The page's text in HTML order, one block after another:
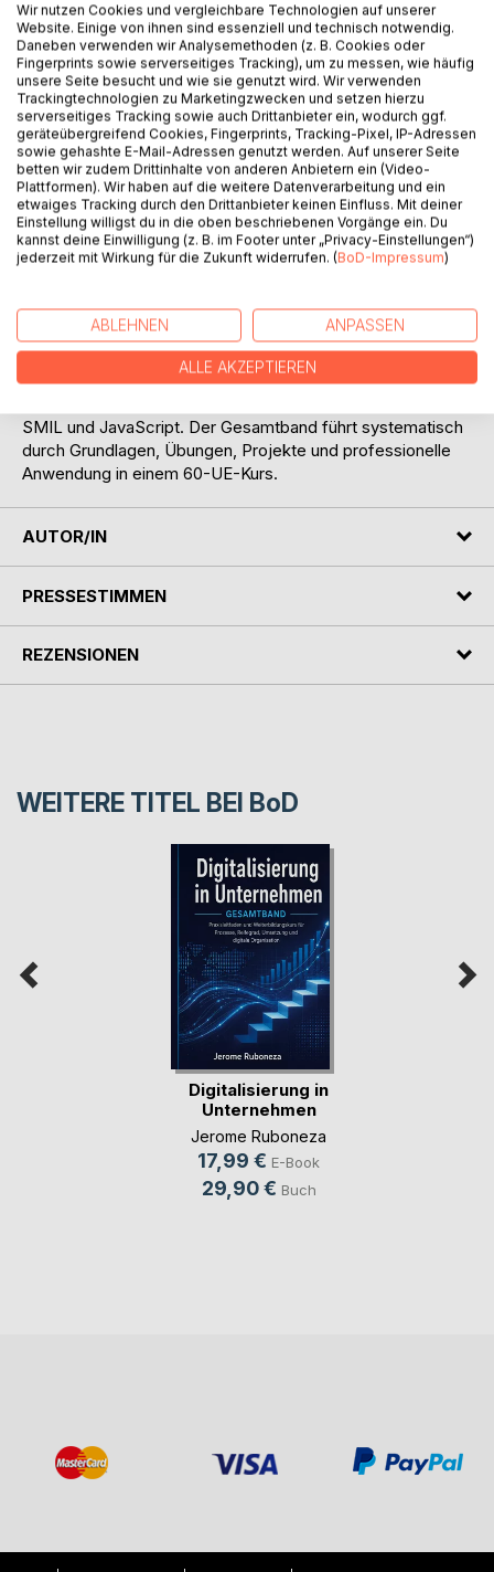
IN DEN WARENKORB
Auf die Merkliste
Titel bewerten
BESCHREIBUNG
Ein praxisorientiertes Fach- und Kursbuch zur Entwicklung
SMIL und JavaScript. Der Gesamtband führt systematisch
durch Grundlagen, Übungen, Projekte und professionelle
Anwendung in einem 60-UE-Kurs.
AUTOR/IN
PRESSESTIMMEN
REZENSIONEN
WEITERE TITEL BEI BoD
Digitalisierung in
Unternehmen
Jerome Ruboneza
17,99 € E-Book
29,90 € Buch
Wir nutzen Cookies und vergleichbare Technologien auf unserer
Website. Einige von ihnen sind essenziell und technisch notwendig.
Daneben verwenden wir Analysemethoden (z. B. Cookies oder
Fingerprints sowie serverseitiges Tracking), um zu messen, wie häufig
unsere Seite besucht und wie sie genutzt wird. Wir verwenden
Trackingtechnologien zu Marketingzwecken und setzen hierzu
serverseitiges Tracking sowie auch Drittanbieter ein, wodurch ggf.
geräteübergreifend Cookies, Fingerprints, Tracking-Pixel, IP-Adressen
sowie gehashte E-Mail-Adressen genutzt werden. Auf unserer Seite
betten wir zudem Drittinhalte von anderen Anbietern ein (Video-
Plattformen). Wir haben auf die weitere Datenverarbeitung und ein
etwaiges Tracking durch den Drittanbieter keinen Einfluss. Mit deiner
Einstellung willigst du in die oben beschriebenen Vorgänge ein. Du
kannst deine Einwilligung (z. B. im Footer unter „Privacy-Einstellungen“)
jederzeit mit Wirkung für die Zukunft widerrufen. (BoD-Impressum)
ABLEHNEN ANPASSEN
ALLE AKZEPTIEREN